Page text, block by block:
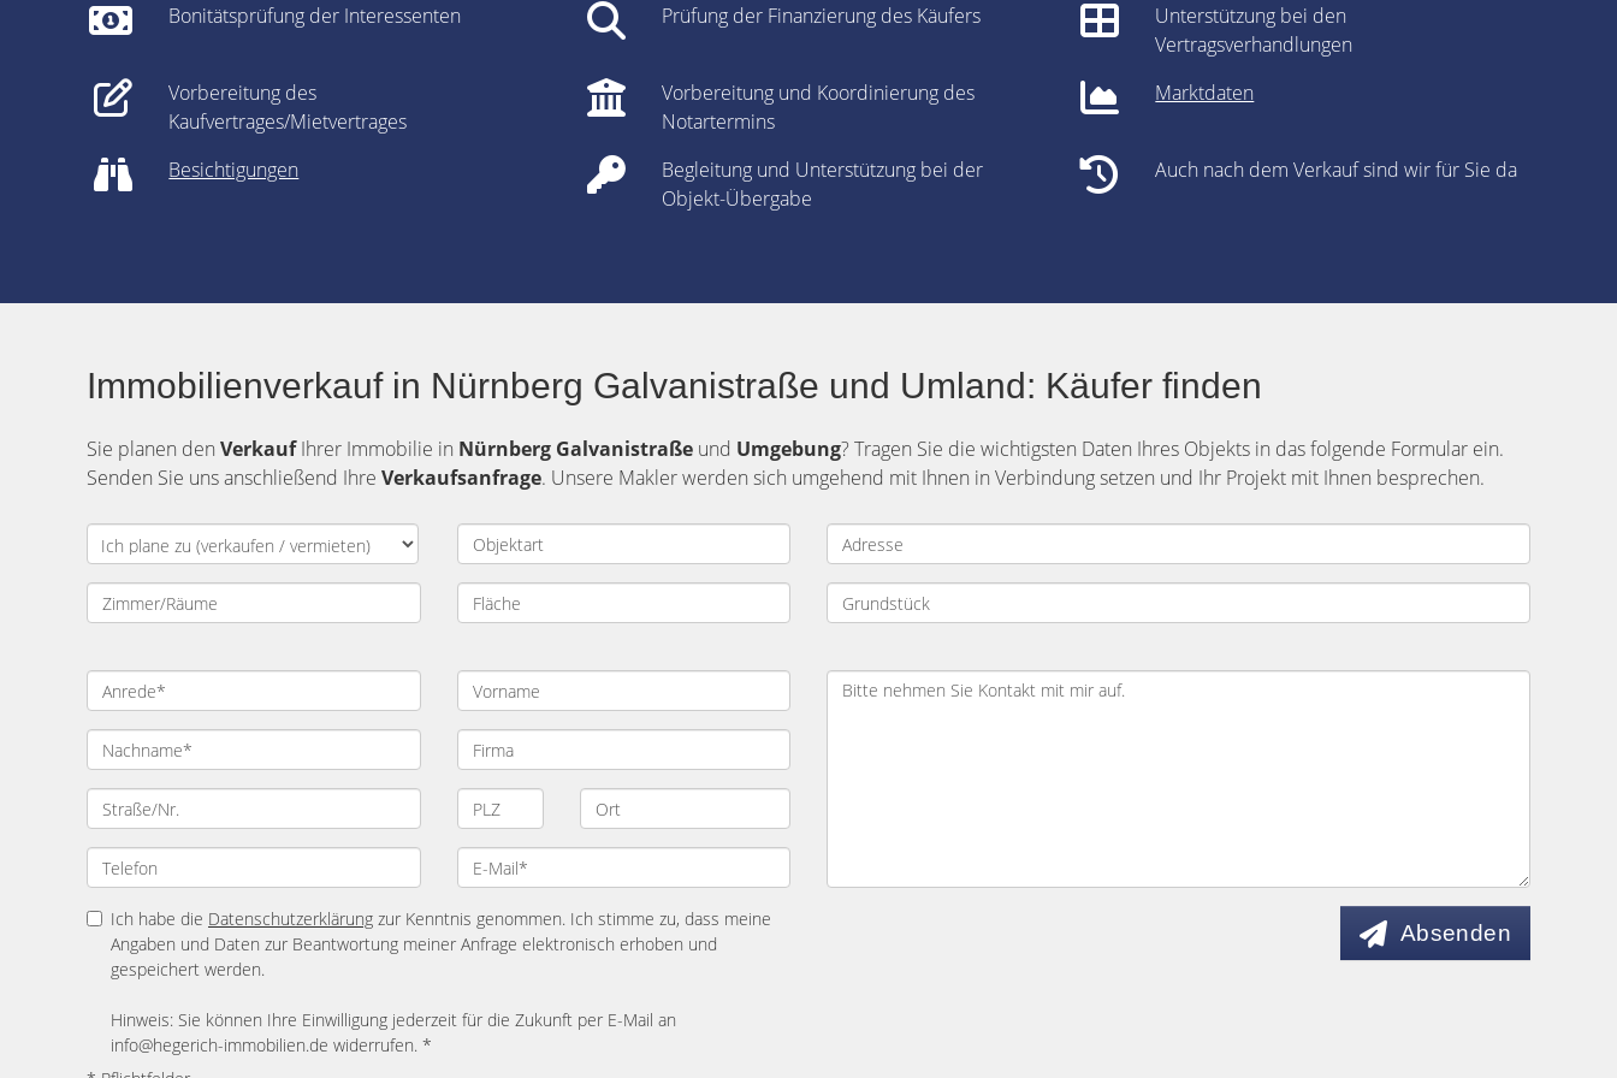
Bonitätsprüfung der Interessenten Prüfung der Finanzierung des Käufers
Unterstützung bei den
Vertragsverhandlungen
Vorbereitung des
Kaufvertrages/Mietvertrages
Vorbereitung und Koordinierung des
Notartermins
Marktdaten
Besichtigungen
Begleitung und Unterstützung bei der
Objekt-Übergabe
Auch nach dem Verkauf sind wir für Sie da
Immobilienverkauf in Nürnberg Galvanistraße und Umland: Käufer finden
Sie planen den VerkaufIhrer Immobilie in Nürnberg Galvanistraße und Umgebung? Tragen Sie die wichtigsten Daten Ihres Objekts in das folgende Formular ein.
Senden Sie uns anschließend Ihre Verkaufsanfrage. Unsere Makler werden sich umgehend mit Ihnen in Verbindung setzen und Ihr Projekt mit Ihnen besprechen.
Ich habe die Datenschutzerklärung zur Kenntnis genommen. Ich stimme zu, dass meine
Angaben und Daten zur Beantwortung meiner Anfrage elektronisch erhoben und
gespeichert werden.
Hinweis: Sie können Ihre Einwilligung jederzeit für die Zukunft per E-Mail an
info@hegerich-immobilien.de widerrufen. *
Absenden